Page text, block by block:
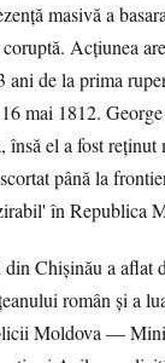
masivă a
Acțiunea
ani de la prima
mai 1812.
însă el a fost reținut
până la
în Republica
Chișinău a aflat
român și a
Moldova —